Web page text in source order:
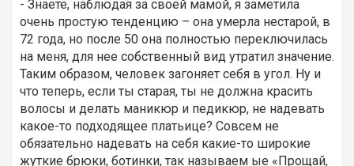
- Знаете, наблюдая за своей мамой, я заметила
очень простую тенденцию – она умерла нестарой, в
72 года, но после 50 она полностью переключилась
на меня, для нее собственный вид утратил значение.
Таким образом, человек загоняет себя в угол. Ну и
что теперь, если ты старая, ты не должна красить
волосы и делать маникюр и педикюр, не надевать
какое-то подходящее платьице? Совсем не
обязательно надевать на себя какие-то широкие
жуткие брюки, ботинки, так называем ые «Прощай,